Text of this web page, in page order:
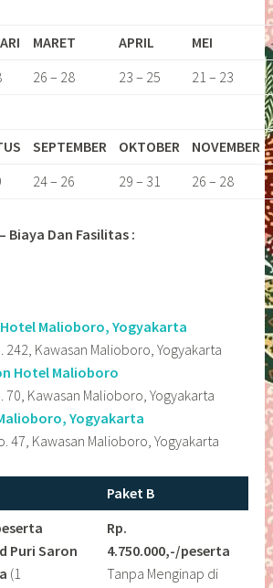
MARET APRIL MEI
26 – 28 23 – 25 21 – 23
SEPTEMBER OKTOBER NOVEMBER
24 – 26 29 – 31 26 – 28
Biaya Dan Fasilitas :
Hotel Malioboro, Yogyakarta
242, Kawasan Malioboro, Yogyakarta
Hotel Malioboro
70, Kawasan Malioboro, Yogyakarta
Yogyakarta
47, Kawasan Malioboro, Yogyakarta
Paket B
Puri Saron
(1
Rp.
4.750.000,-/peserta
Tanpa Menginap di